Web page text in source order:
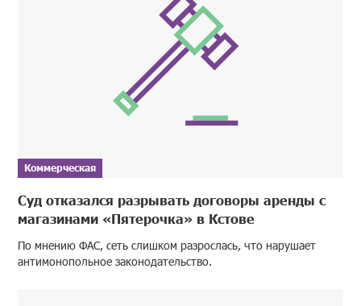
Коммерческая
Суд отказался разрывать договоры аренды с
магазинами «Пятерочка» в Кстове
По мнению ФАС, сеть слишком разрослась, что нарушает
антимонопольное законодательство.